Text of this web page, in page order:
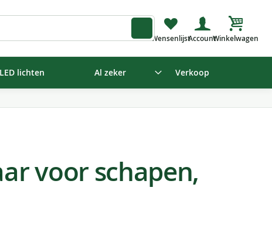
LED lichten Al zeker Verkoop
voor schapen,